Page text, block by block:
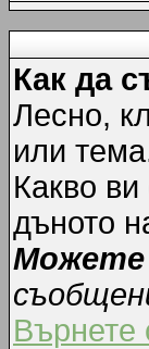
Как да
Лесно,
или
Какво
дъното
Можете
Върнете